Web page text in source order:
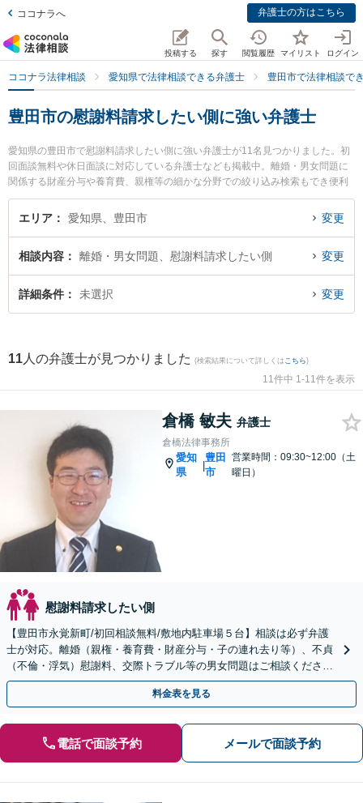
ココナラへ 弁護士の方はこちら
投稿する 探す 閲覧履歴 マイリスト ログイン
ココナラ法律相談 愛知県で法律相談できる弁護士 豊田市で法律相談で
豊田市の慰謝料請求したい側に強い弁護士
愛知県の豊田市で慰謝料請求したい側に強い弁護士が11名見つかりました。初
回面談無料や休日面談に対応している弁護士なども掲載中。離婚・男女問題に
関係する財産分与や養育費、親権等の細かな分野での絞り込み検索もでき便利
です。特に倉橋法律事務所の倉橋 敏夫弁護士や豊田シティ法律事務所の米田 聖
志弁護士、豊田法律事務所の浅井 悠一朗弁護士のプロフィール情報や弁護士費
のトラブル解決の実績豊富な近くの弁護士を検索したい』『初回相談無料で慰
謝料請求したい側を法律相談できる豊田市内の弁護士に相談予約したい』など
でお困りの相談者さんにおすすめです。
エリア 愛知県、豊田市 変更
相談内容 離婚・男女問題、慰謝料請求したい側 変更
詳細条件 未選択 変更
11 人の弁護士が見つかりました (検索結果について詳しくは こちら)
11件中 1-11件を表示
倉橋 敏夫 弁護士
倉橋法律事務所
愛知
県
|
豊田
市
営業時間：09:30~12:00（土
曜日）
慰謝料請求したい側
【豊田市永覚新町/初回相談無料/敷地内駐車場５台】相談は必ず弁護
士が対応。離婚（親権・養育費・財産分与・子の連れ去り等）、不貞
（不倫・浮気）慰謝料、交際トラブル等の男女問題はご相談くださ
い。相応の費用を頂きますが安心と専門知識を提供します。
料金表を見る
電話で面談予約 メールで面談予約